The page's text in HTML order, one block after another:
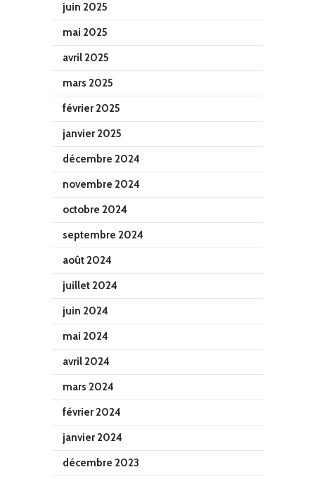
juin 2025
mai 2025
avril 2025
mars 2025
février 2025
janvier 2025
décembre 2024
novembre 2024
octobre 2024
septembre 2024
août 2024
juillet 2024
juin 2024
mai 2024
avril 2024
mars 2024
février 2024
janvier 2024
décembre 2023